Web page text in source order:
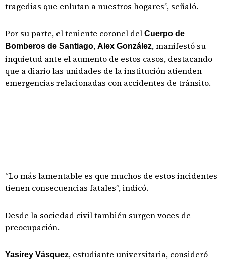
tragedias que enlutan a nuestros hogares”, señaló.
Por su parte, el teniente coronel del Cuerpo de
Bomberos de Santiago, Alex González, manifestó su
inquietud ante el aumento de estos casos, destacando
que a diario las unidades de la institución atienden
emergencias relacionadas con accidentes de tránsito.
“Lo más lamentable es que muchos de estos incidentes
tienen consecuencias fatales”, indicó.
Desde la sociedad civil también surgen voces de
preocupación.
Yasirey Vásquez, estudiante universitaria, consideró